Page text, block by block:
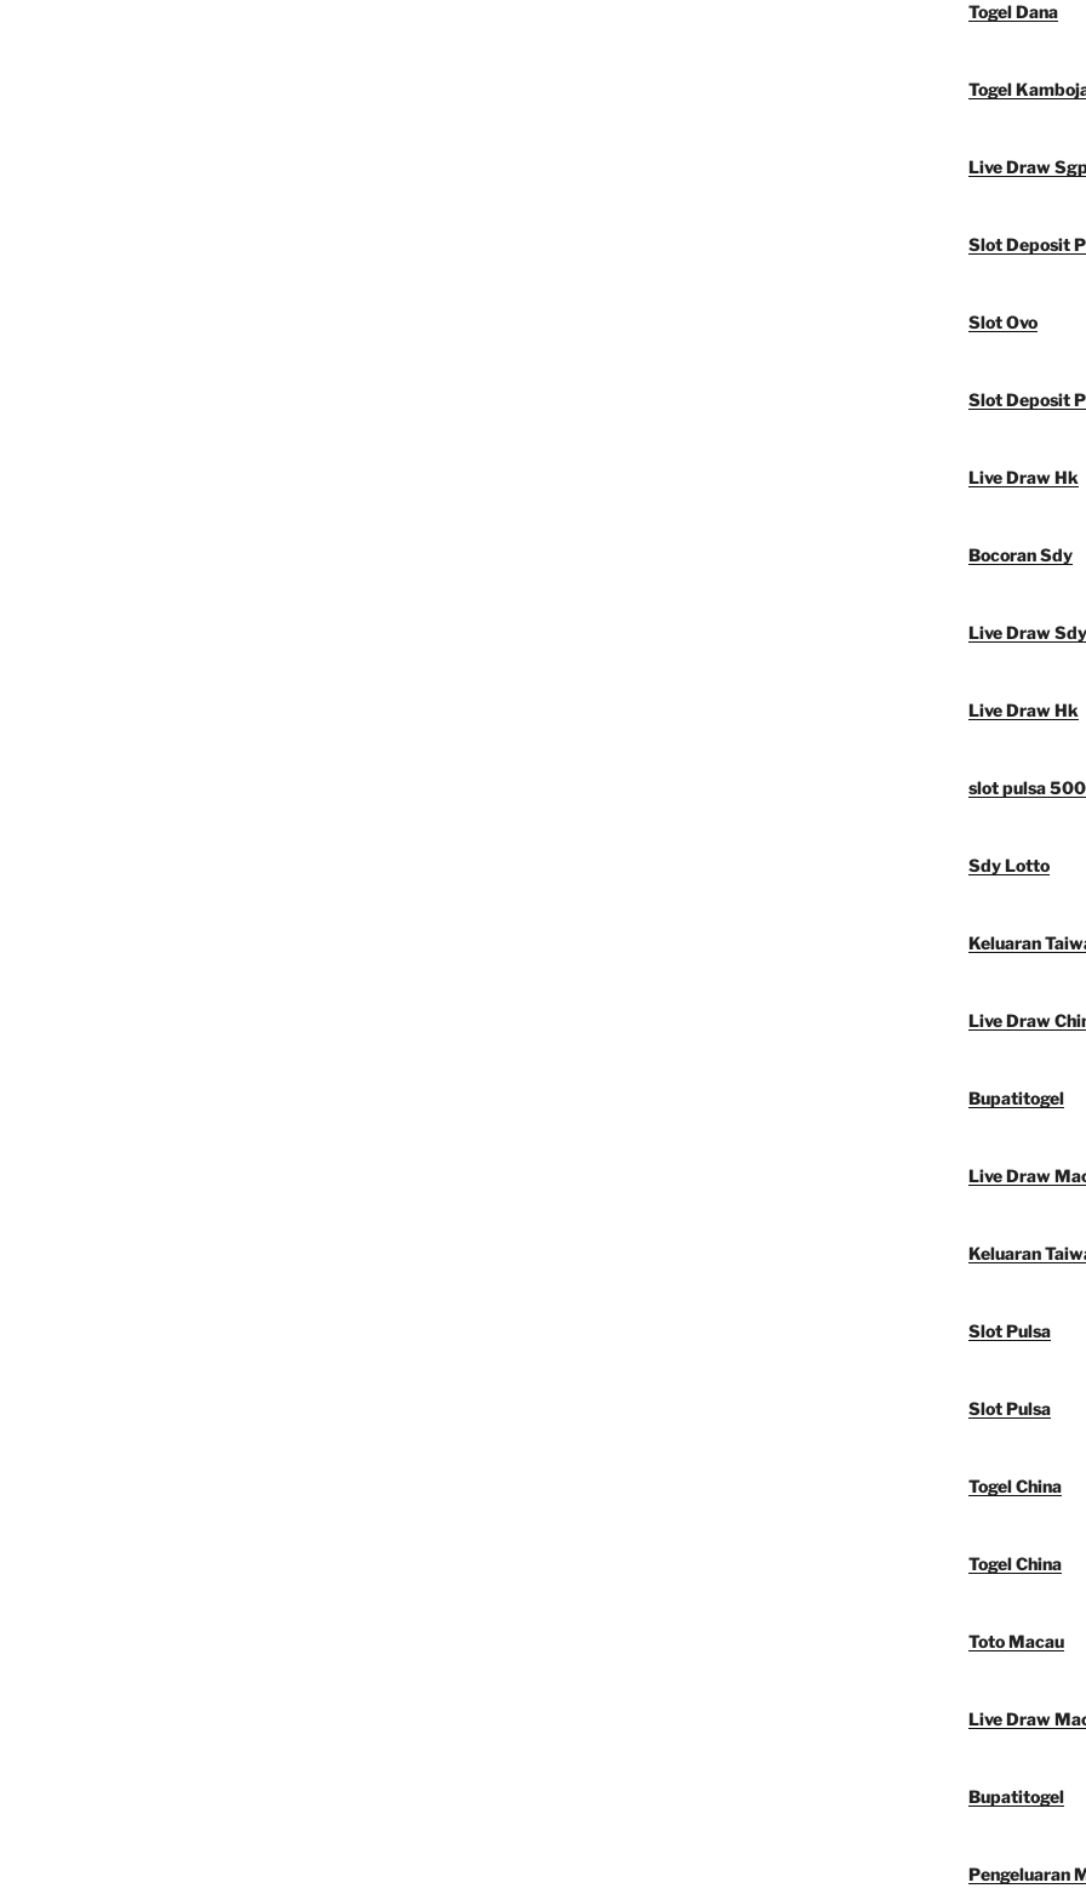
Togel Dana
Togel
Live Draw
Slot Deposit
Slot Ovo
Slot Deposit
Live Draw Hk
Bocoran Sdy
Live Draw Sdy
Live Draw Hk
slot pulsa
Sdy Lotto
Keluaran
Live Draw
Bupatitogel
Live Draw
Keluaran
Slot Pulsa
Slot Pulsa
Togel China
Togel China
Toto Macau
Live Draw
Bupatitogel
Pengeluaran